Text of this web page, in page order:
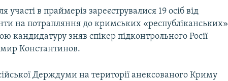
участі в праймеріз зареєструвалися 19 осіб від
на потрапляння до кримських «республіканських»
кандидатуру зняв спікер підконтрольного Росії
Константинов.
Держдуми на території анексованого Криму